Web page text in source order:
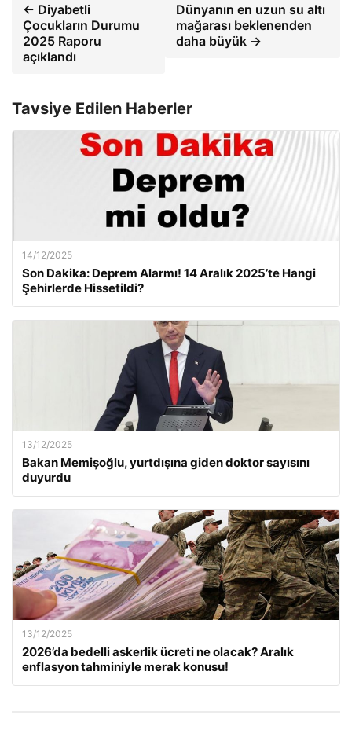
← Diyabetli
Çocukların Durumu
2025 Raporu
açıklandı
Dünyanın en uzun su altı
mağarası beklenenden
daha büyük →
Tavsiye Edilen Haberler
14/12/2025
Son Dakika: Deprem Alarmı! 14 Aralık 2025’te Hangi
Şehirlerde Hissetildi?
13/12/2025
Bakan Memişoğlu, yurtdışına giden doktor sayısını
duyurdu
13/12/2025
2026’da bedelli askerlik ücreti ne olacak? Aralık
enflasyon tahminiyle merak konusu!